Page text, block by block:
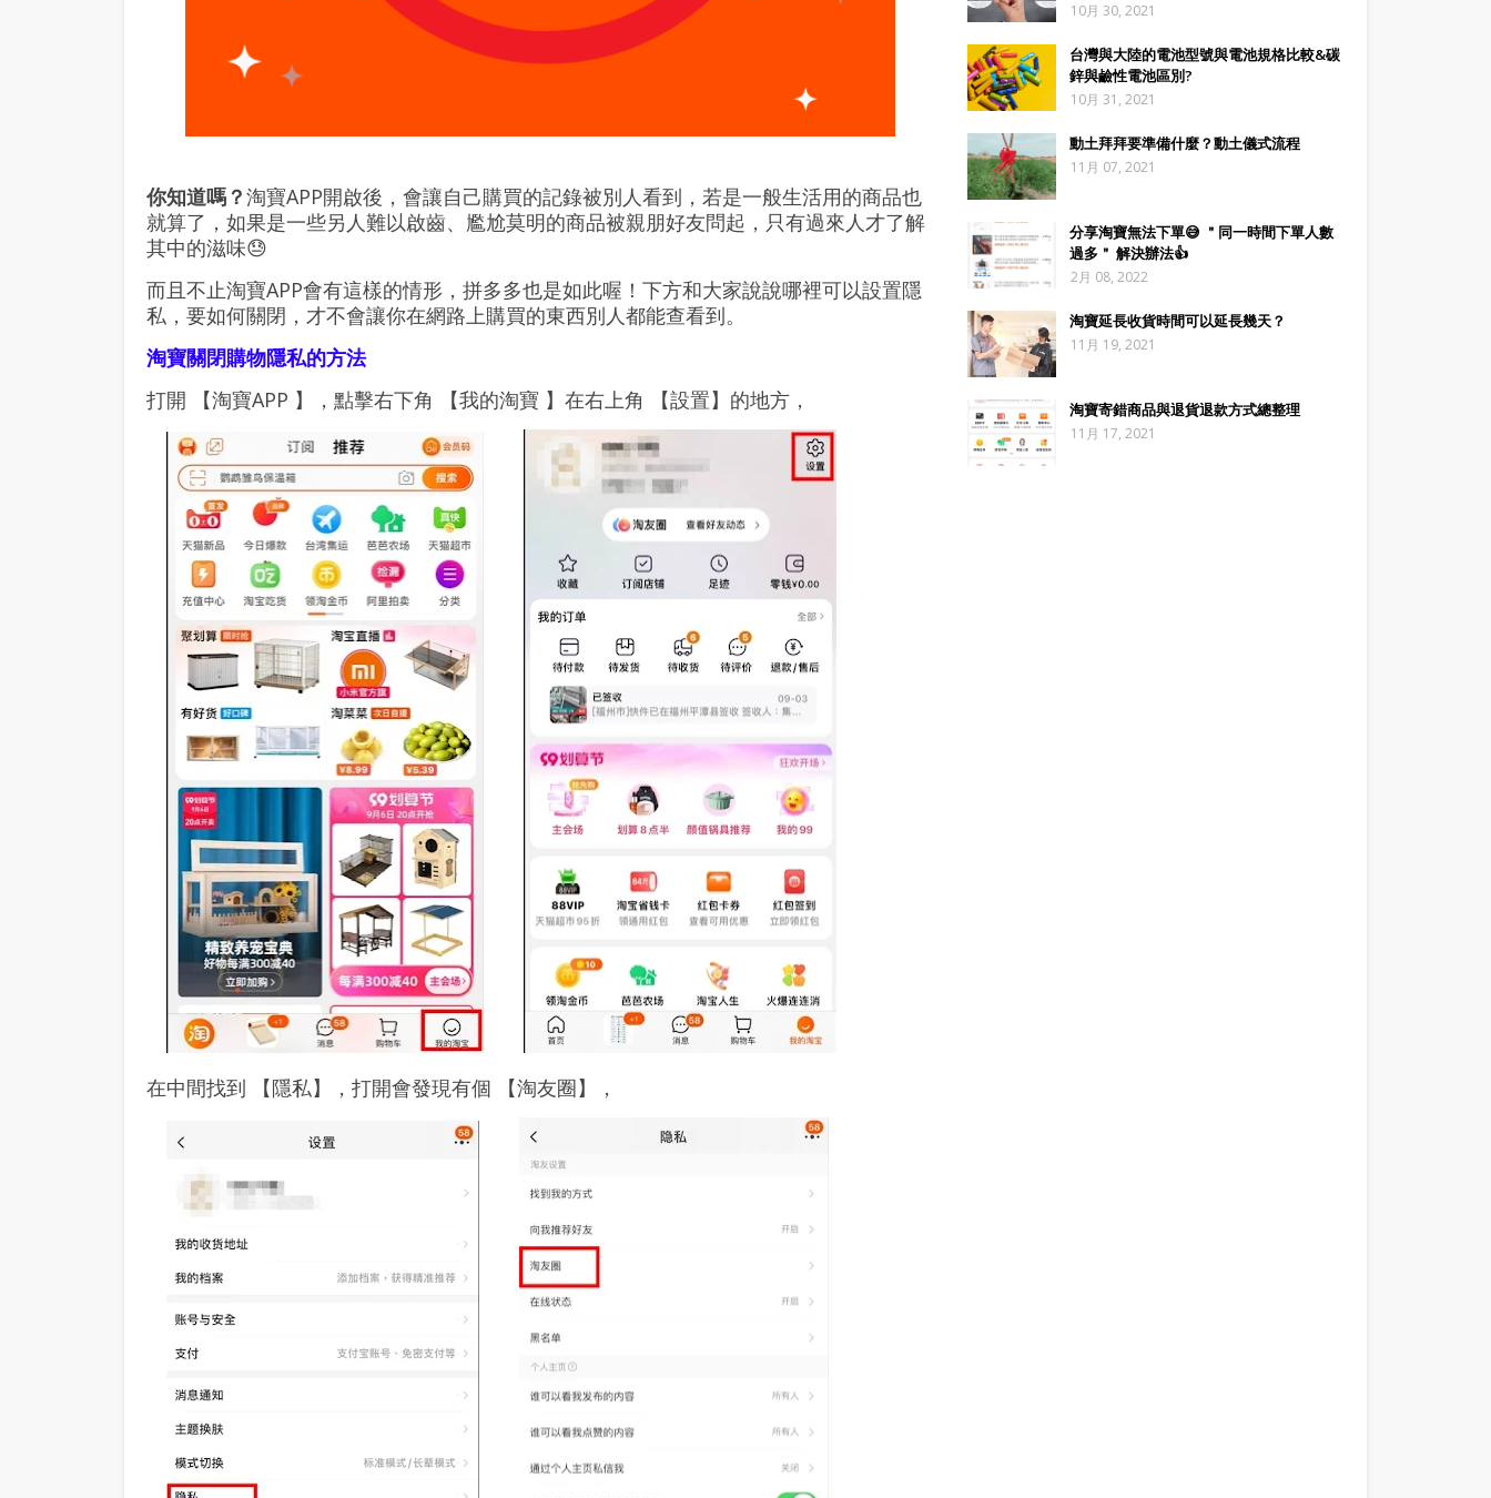
你知道嗎？淘寶APP開啟後，會讓自己購買的記錄被別人看到，若是一般生活用的商品也
就算了，如果是一些另人難以啟齒、尷尬莫明的商品被親朋好友問起，只有過來人才了解
其中的滋味😓
而且不止淘寶APP會有這樣的情形，拼多多也是如此喔！下方和大家說說哪裡可以設置隱
私，要如何關閉，才不會讓你在網路上購買的東西別人都能查看到。
淘寶關閉購物隱私的方法
打開 【淘寶APP 】，點擊右下角 【我的淘寶 】在右上角 【設置】的地方，
在中間找到 【隱私】，打開會發現有個 【淘友圈】，
10月 30, 2021
台灣與大陸的電池型號與電池規格比較&碳
鋅與鹼性電池區別?
10月 31, 2021
動土拜拜要準備什麼？動土儀式流程
11月 07, 2021
分享淘寶無法下單😅 ＂同一時間下單人數
過多＂ 解決辦法👍
2月 08, 2022
淘寶延長收貨時間可以延長幾天？
11月 19, 2021
淘寶寄錯商品與退貨退款方式總整理
11月 17, 2021